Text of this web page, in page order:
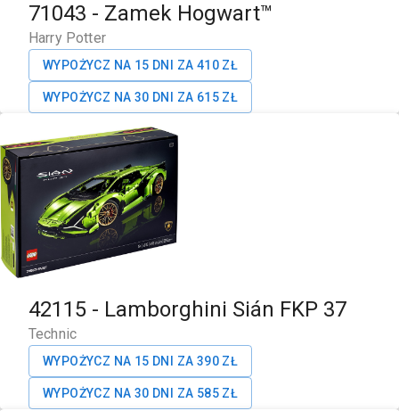
71043 - Zamek Hogwart™
Harry Potter
WYPOŻYCZ NA 15 DNI ZA 410 ZŁ
WYPOŻYCZ NA 30 DNI ZA 615 ZŁ
42115 - Lamborghini Sián FKP 37
Technic
WYPOŻYCZ NA 15 DNI ZA 390 ZŁ
WYPOŻYCZ NA 30 DNI ZA 585 ZŁ